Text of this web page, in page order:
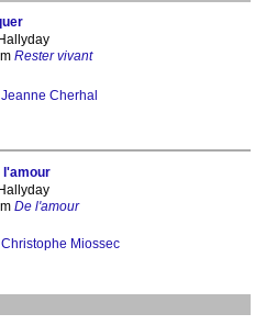
Rester vivant
Jeanne Cherhal
l'amour
De l'amour
Christophe Miossec